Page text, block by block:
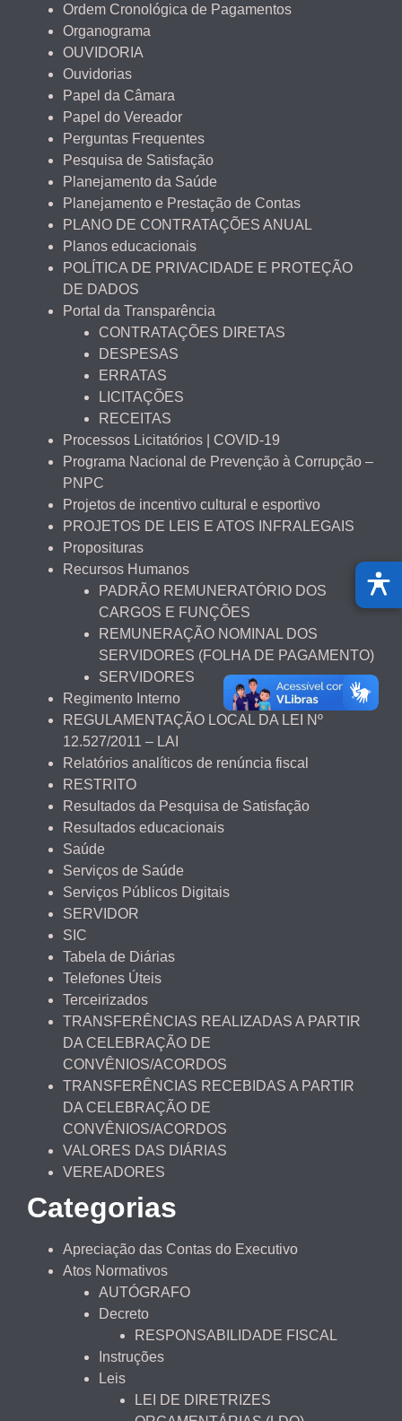
Ordem Cronológica de Pagamentos
Organograma
OUVIDORIA
Ouvidorias
Papel da Câmara
Papel do Vereador
Perguntas Frequentes
Pesquisa de Satisfação
Planejamento da Saúde
Planejamento e Prestação de Contas
PLANO DE CONTRATAÇÕES ANUAL
Planos educacionais
POLÍTICA DE PRIVACIDADE E PROTEÇÃO
DE DADOS
Portal da Transparência
CONTRATAÇÕES DIRETAS
DESPESAS
ERRATAS
LICITAÇÕES
RECEITAS
Processos Licitatórios | COVID-19
Programa Nacional de Prevenção à Corrupção –
PNPC
Projetos de incentivo cultural e esportivo
PROJETOS DE LEIS E ATOS INFRALEGAIS
Proposituras
Recursos Humanos
PADRÃO REMUNERATÓRIO DOS
CARGOS E FUNÇÕES
REMUNERAÇÃO NOMINAL DOS
SERVIDORES (FOLHA DE PAGAMENTO)
SERVIDORES
Regimento Interno
REGULAMENTAÇÃO LOCAL DA LEI Nº
12.527/2011 – LAI
Relatórios analíticos de renúncia fiscal
RESTRITO
Resultados da Pesquisa de Satisfação
Resultados educacionais
Saúde
Serviços de Saúde
Serviços Públicos Digitais
SERVIDOR
SIC
Tabela de Diárias
Telefones Úteis
Terceirizados
TRANSFERÊNCIAS REALIZADAS A PARTIR
DA CELEBRAÇÃO DE
CONVÊNIOS/ACORDOS
TRANSFERÊNCIAS RECEBIDAS A PARTIR
DA CELEBRAÇÃO DE
CONVÊNIOS/ACORDOS
VALORES DAS DIÁRIAS
VEREADORES
Categorias
Apreciação das Contas do Executivo
Atos Normativos
AUTÓGRAFO
Decreto
RESPONSABILIDADE FISCAL
Instruções
Leis
LEI DE DIRETRIZES